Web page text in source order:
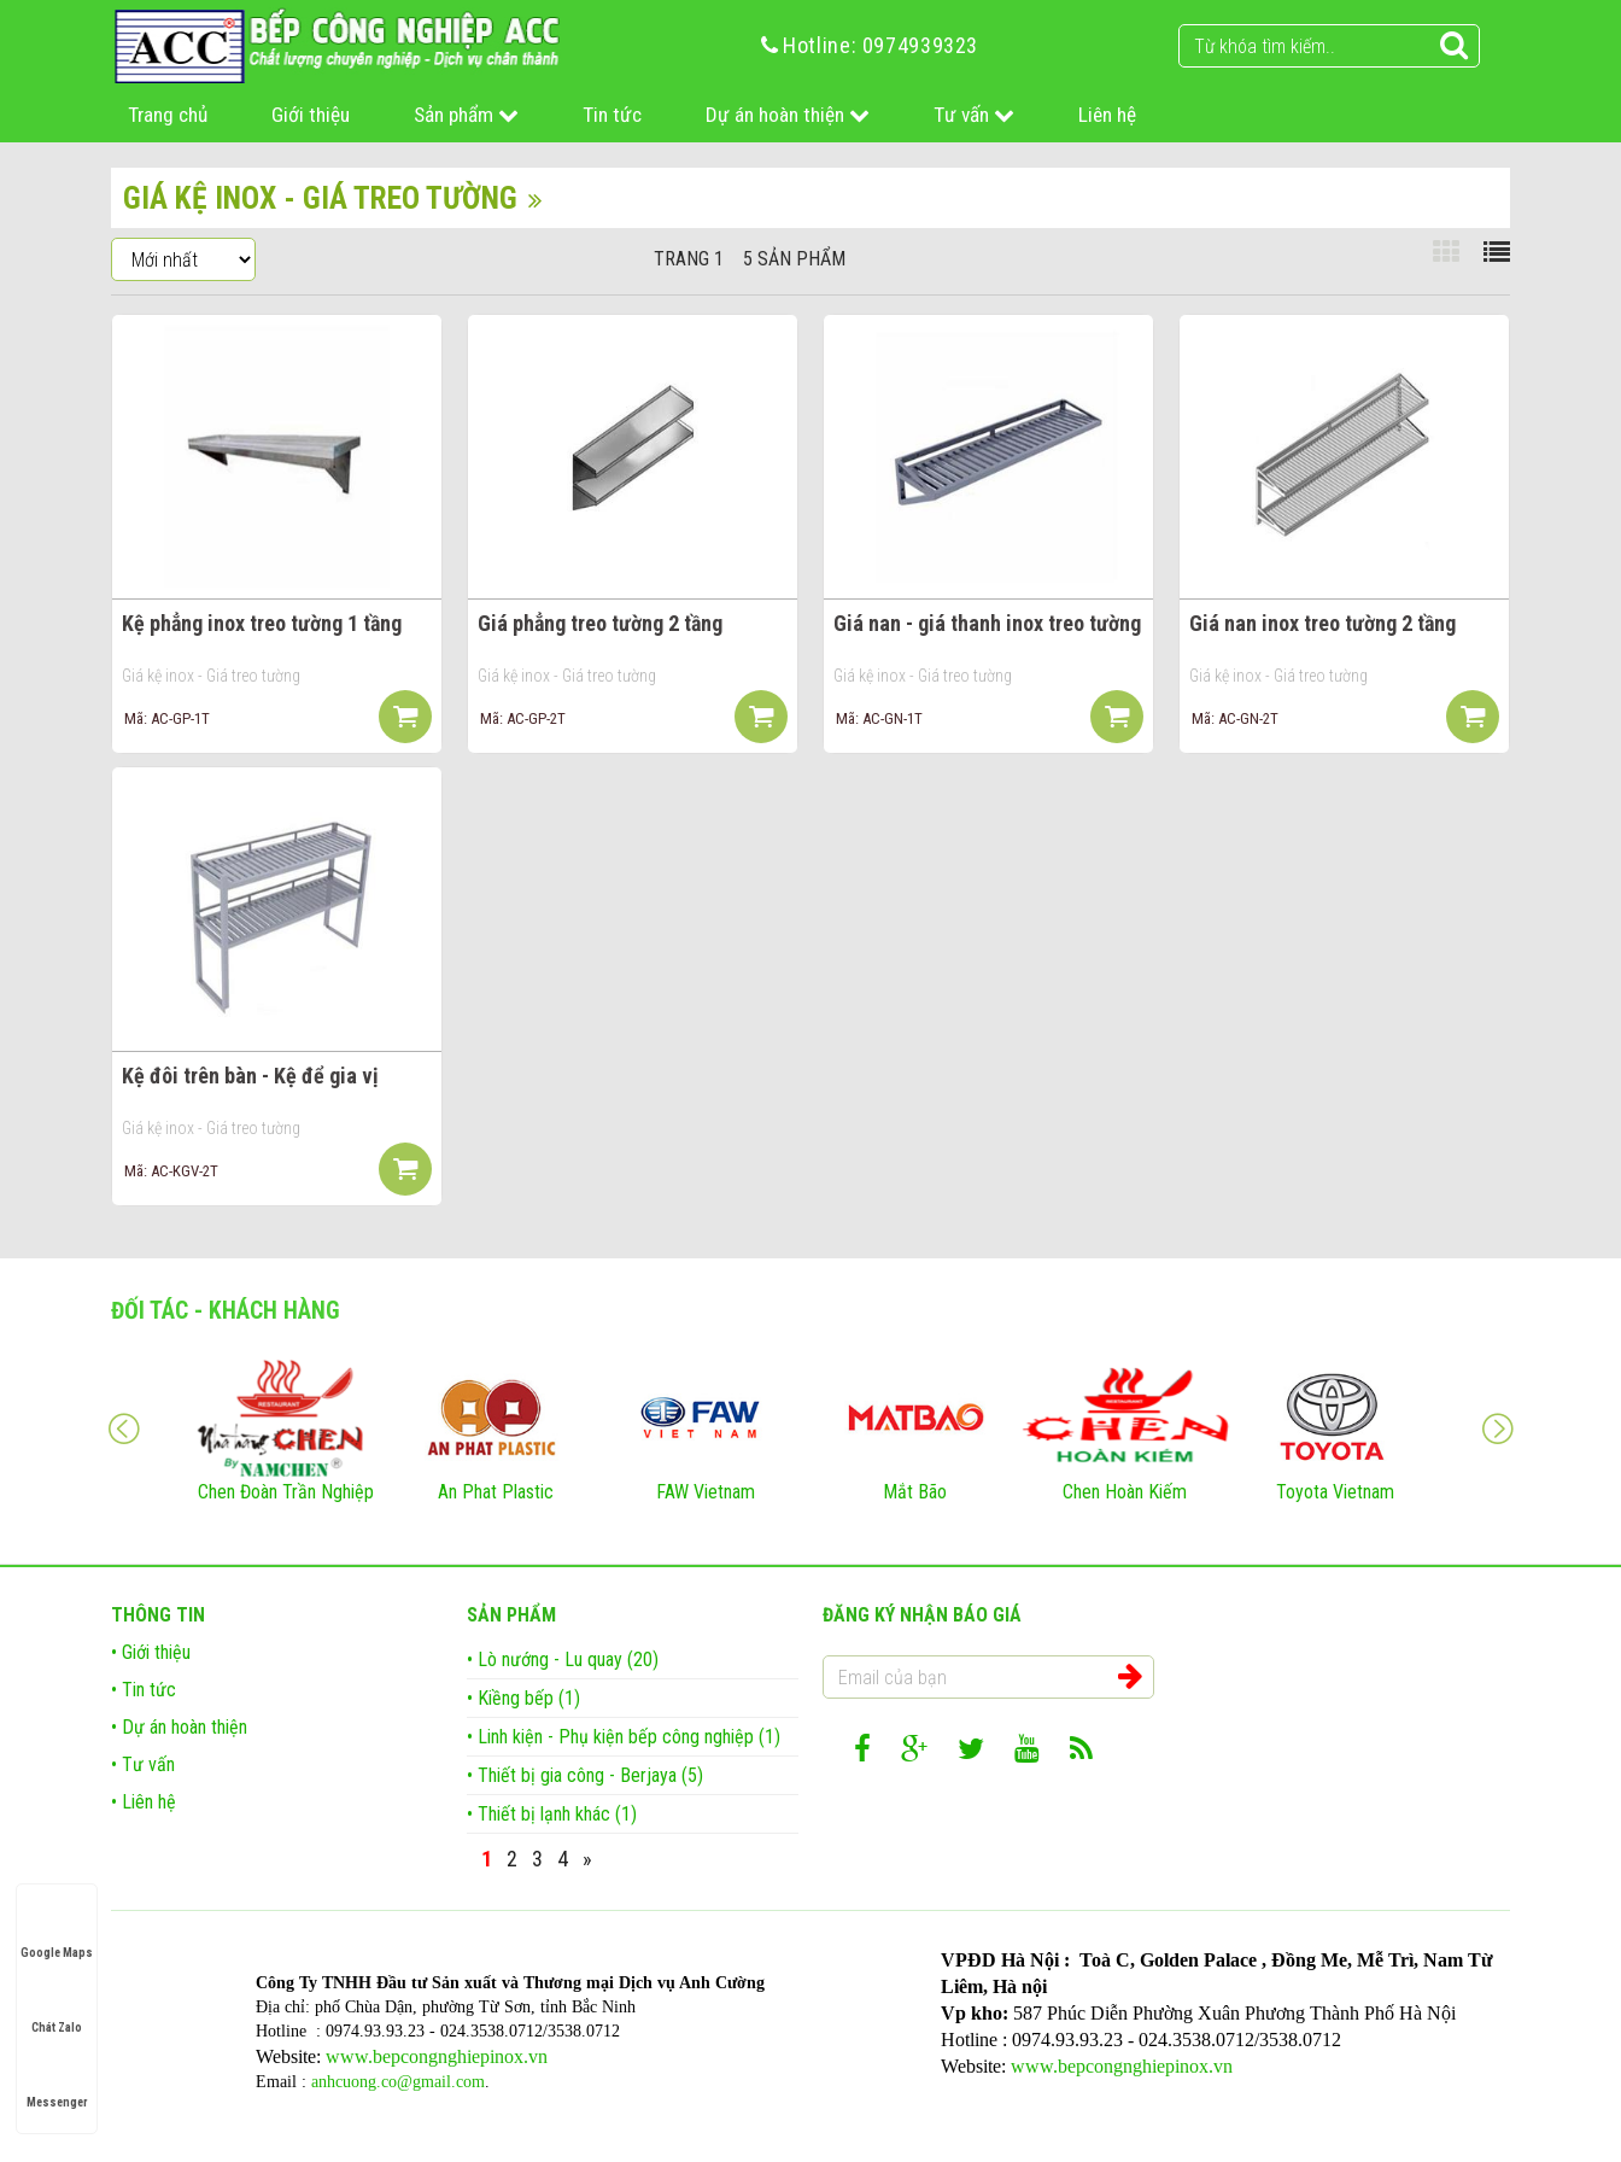
Hotline: 0974939323
Trang chủ Giới thiệu Sản phẩm Tin tức Dự án hoàn thiện Tư vấn Liên hệ
GIÁ KỆ INOX - GIÁ TREO TƯỜNG
TRANG 1 5 SẢN PHẨM
Kệ phẳng inox treo tường 1 tầng
Giá kệ inox - Giá treo tường
Mã: AC-GP-1T
Giá phẳng treo tường 2 tầng
Giá kệ inox - Giá treo tường
Mã: AC-GP-2T
Giá nan - giá thanh inox treo tường
Giá kệ inox - Giá treo tường
Mã: AC-GN-1T
Giá nan inox treo tường 2 tầng
Giá kệ inox - Giá treo tường
Mã: AC-GN-2T
Kệ đôi trên bàn - Kệ để gia vị
Giá kệ inox - Giá treo tường
Mã: AC-KGV-2T
Google Maps
Chát Zalo
Messenger
ĐỐI TÁC - KHÁCH HÀNG
Chen Đoàn Trần Nghiệp An Phat Plastic FAW Vietnam Mắt Bão Chen Hoàn Kiếm Toyota Vietnam
THÔNG TIN
• Giới thiệu
• Tin tức
• Dự án hoàn thiện
• Tư vấn
• Liên hệ
SẢN PHẨM
• Lò nướng - Lu quay (20)
• Kiềng bếp (1)
• Linh kiện - Phụ kiện bếp công nghiệp (1)
• Thiết bị gia công - Berjaya (5)
• Thiết bị lạnh khác (1)
1 2 3 4 »
ĐĂNG KÝ NHẬN BÁO GIÁ
Công Ty TNHH Đầu tư Sản xuất và Thương mại Dịch vụ Anh Cường
Địa chỉ: phố Chùa Dận, phường Từ Sơn, tỉnh Bắc Ninh
Hotline : 0974.93.93.23 - 024.3538.0712/3538.0712
Website: www.bepcongnghiepinox.vn
Email : anhcuong.co@gmail.com.
VPĐD Hà Nội : Toà C, Golden Palace , Đồng Me, Mễ Trì, Nam Từ
Liêm, Hà nội
Vp kho: 587 Phúc Diễn Phường Xuân Phương Thành Phố Hà Nội
Hotline : 0974.93.93.23 - 024.3538.0712/3538.0712
Website:www.bepcongnghiepinox.vn